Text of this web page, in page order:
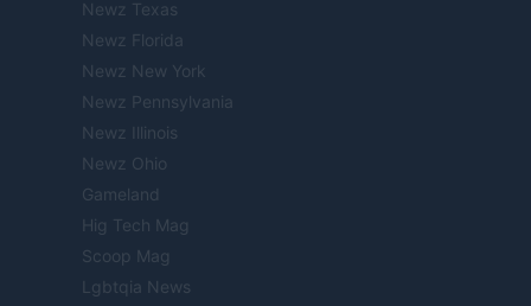
Newz Texas
Newz Florida
Newz New York
Newz Pennsylvania
Newz Illinois
Newz Ohio
Gameland
Hig Tech Mag
Scoop Mag
Lgbtqia News